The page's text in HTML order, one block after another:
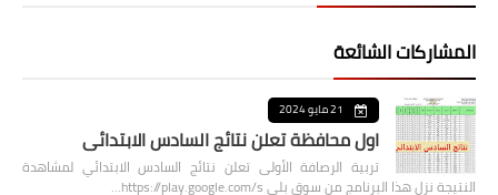
المشاركات الشائعة
21 مايو 2024
اول محافظة تعلن نتائج السادس الابتدائي
تربية الرصافة الأولى تعلن نتائج السادس الابتدائي لمشاهدة
النتيجة نزل هذا البرنامج من سوق بلي https://play.google.com/s…